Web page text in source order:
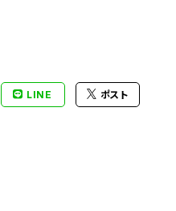
LINE ポスト